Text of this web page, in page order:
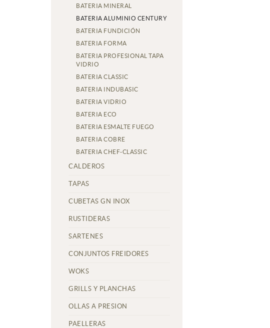
BATERIA MINERAL
BATERIA ALUMINIO CENTURY
BATERIA FUNDICIÓN
BATERIA FORMA
BATERIA PROFESIONAL TAPA
VIDRIO
BATERIA CLASSIC
BATERIA INDUBASIC
BATERIA VIDRIO
BATERIA ECO
BATERIA ESMALTE FUEGO
BATERIA COBRE
BATERIA CHEF-CLASSIC
CALDEROS
TAPAS
CUBETAS GN INOX
RUSTIDERAS
SARTENES
CONJUNTOS FREIDORES
WOKS
GRILLS Y PLANCHAS
OLLAS A PRESION
PAELLERAS